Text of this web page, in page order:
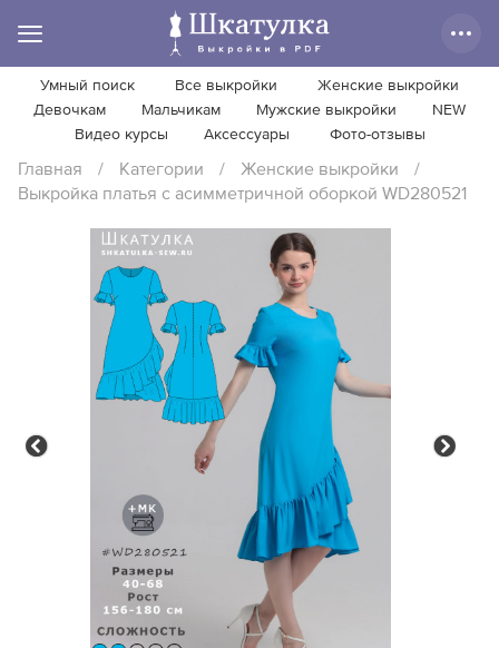
Умный поиск Все выкройки
Женские выкройки
Девочкам
Мальчикам Мужские выкройки
NEW
Видео курсы
Аксессуары Фото-отзывы
Главная / Категории / Женские выкройки
/
Выкройка платья с асимметричной оборкой WD280521